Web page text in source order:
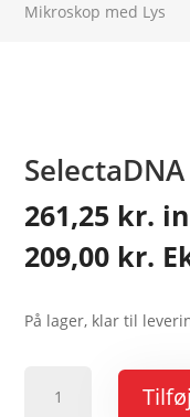
Mikroskop med Lys
261,25 kr.
209,00 kr.
På lager, klar til
Mikroskop